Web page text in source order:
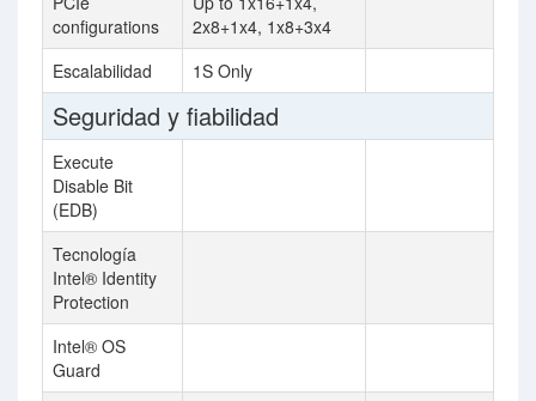
configurations
2x8+1x4, 1x8+3x4
Escalabilidad
1S Only
Seguridad y fiabilidad
Execute
Disable Bit
(EDB)
Tecnología
Intel® Identity
Protection
Intel® OS
Guard